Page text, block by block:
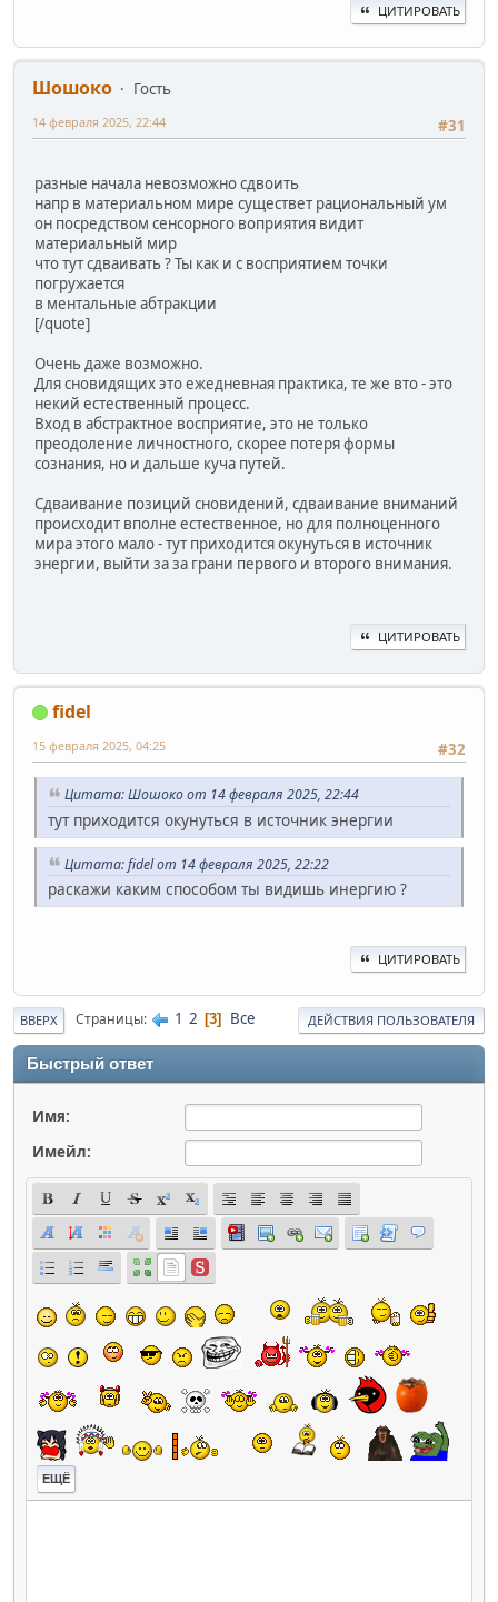
ЦИТИРОВАТЬ
Шошоко
Гость
#31
14 февраля 2025, 22:44
разные начала невозможно сдвоить
напр в материальном мире существет рациональный ум
он посредством сенсорного воприятия видит
материальный мир
что тут сдваивать ? Ты как и с восприятием точки
погружается
в ментальные абтракции
[/quote]
Очень даже возможно.
Для сновидящих это ежедневная практика, те же вто - это
некий естественный процесс.
Вход в абстрактное восприятие, это не только
преодоление личностного, скорее потеря формы
сознания, но и дальше куча путей.
Сдваивание позиций сновидений, сдваивание вниманий
происходит вполне естественное, но для полноценного
мира этого мало - тут приходится окунуться в источник
энергии, выйти за за грани первого и второго внимания.
ЦИТИРОВАТЬ
fidel
#32
15 февраля 2025, 04:25
Цитата: Шошоко от 14 февраля 2025, 22:44
тут приходится окунуться в источник энергии
Цитата: fidel от 14 февраля 2025, 22:22
раскажи каким способом ты видишь инергию ?
ЦИТИРОВАТЬ
ВВЕРХ Страницы 1 2 3 Все ДЕЙСТВИЯ ПОЛЬЗОВАТЕЛЯ
Быстрый ответ
Имя:
Имейл:
ЕЩЁ